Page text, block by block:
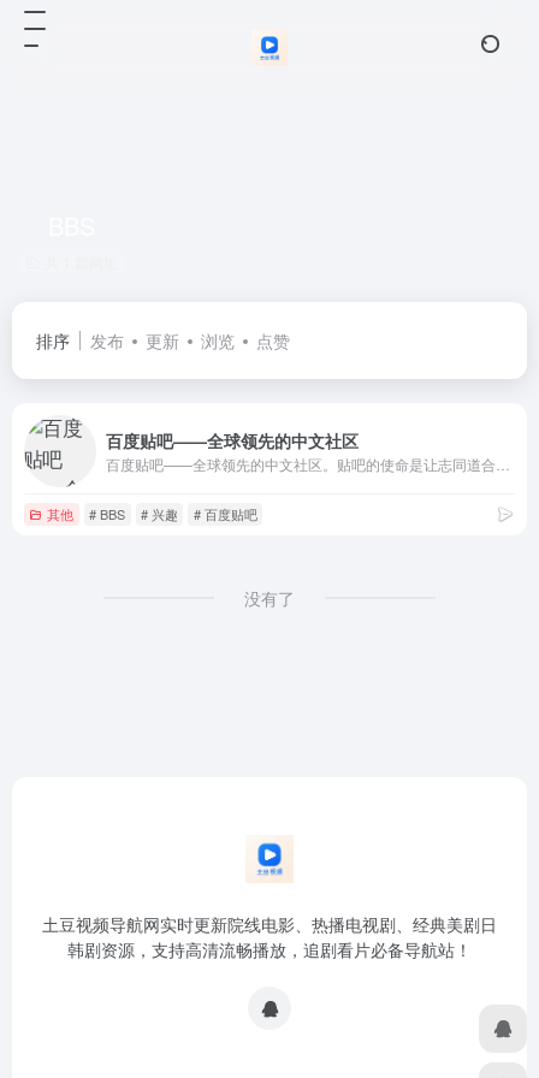
排序 发布 更新 浏览 点赞
百度贴吧——全球领先的中文社区
其他 # BBS # 兴趣 # 百度贴吧
没有了
土豆视频导航网实时更新院线电影、热播电视剧、经典美剧日
韩剧资源，支持高清流畅播放，追剧看片必备导航站！